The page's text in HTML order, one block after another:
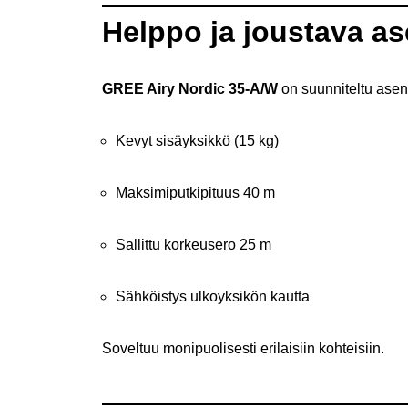
Helppo ja joustava
GREE Airy Nordic 35-A/W on suunniteltu
Kevyt sisäyksikkö (15 kg)
Maksimiputkipituus 40 m
Sallittu korkeusero 25 m
Sähköistys ulkoyksikön kautta
Soveltuu monipuolisesti erilaisiin kohteisiin.